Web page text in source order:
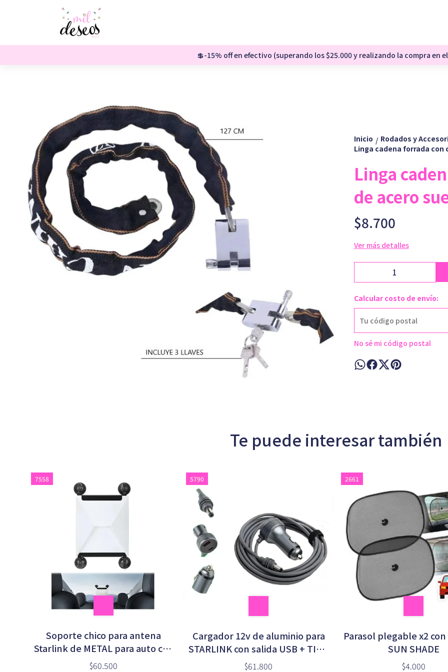
💲-15% off en efectivo (superando los $25.000 y realizando la compra en
Inicio / Rodados y
Linga cadena forrada con
Linga
de acero
$8.700
Ver más detalles
Calcular costo de envío:
No sé mi código postal
Te puede interesar también
7558
Soporte chico para antena
Starlink de METAL para auto con
4 sopapa (3701A)
$60.500
5790
Cargador 12v de aluminio para
STARLINK con salida USB + TIPO
C 3mts en bolsa (SM6510a)
$61.800
2661
Parasol plegable x2
SUN SHADE
$4.000